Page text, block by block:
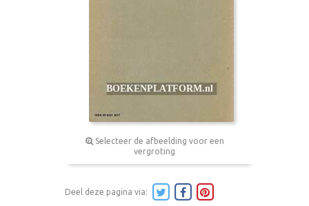
Selecteer de afbeelding voor een
vergroting
Deel deze pagina via: